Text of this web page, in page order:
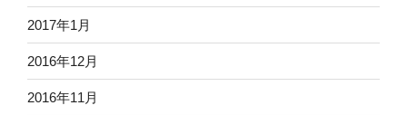
2017年1月
2016年12月
2016年11月